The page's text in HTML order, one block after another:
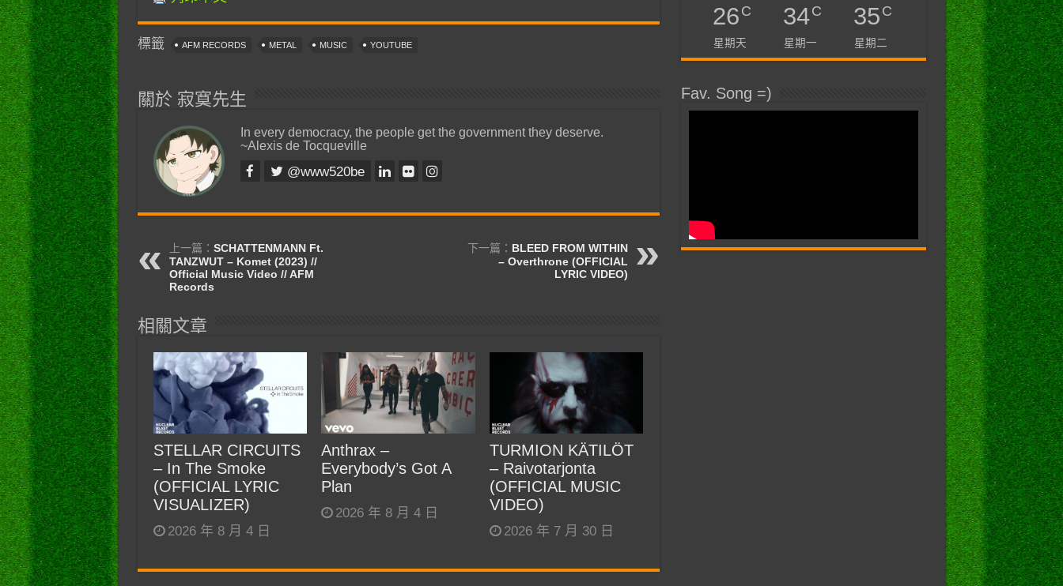
標籤 AFM RECORDS METAL MUSIC YOUTUBE
關於 寂寞先生
In every democracy, the people get the government they deserve.
~Alexis de Tocqueville
@www520be
上一篇： SCHATTENMANN Ft.
TANZWUT – Komet (2023) //
Official Music Video // AFM
Records
下一篇： BLEED FROM WITHIN
– Overthrone (OFFICIAL
LYRIC VIDEO)
相關文章
STELLAR CIRCUITS
– In The Smoke
(OFFICIAL LYRIC
VISUALIZER)
2026 年 8 月 4 日
Anthrax –
Everybody’s Got A
Plan
2026 年 8 月 4 日
TURMION KÄTILÖT
– Raivotarjonta
(OFFICIAL MUSIC
VIDEO)
2026 年 7 月 30 日
26C
星期天
34C
星期一
35C
星期二
Fav. Song =)